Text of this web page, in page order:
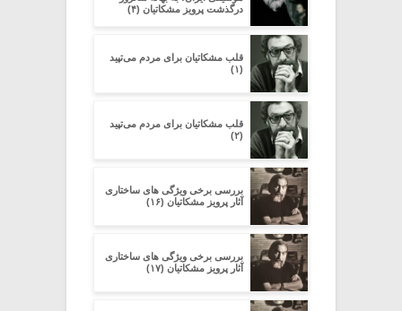
درگذشت پرویز مشکاتیان (۴)
قلب مشکاتیان برای مردم می‌تپید
(۱)
قلب مشکاتیان برای مردم می‌تپید
(۲)
بررسی برخی ویژگی های ساختاری
آثار پرویز مشکاتیان (۱۶)
بررسی برخی ویژگی های ساختاری
آثار پرویز مشکاتیان (۱۷)